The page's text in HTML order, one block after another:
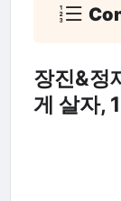
장진&정
게 살자,